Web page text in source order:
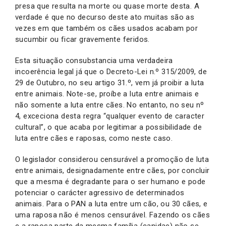
presa que resulta na morte ou quase morte desta. A
verdade é que no decurso deste ato muitas são as
vezes em que também os cães usados acabam por
sucumbir ou ficar gravemente feridos.
Esta situação consubstancia uma verdadeira
incoerência legal já que o Decreto-Lei n.º 315/2009, de
29 de Outubro, no seu artigo 31.º, vem já proibir a luta
entre animais. Note-se, proíbe a luta entre animais e
não somente a luta entre cães. No entanto, no seu nº
4, exceciona desta regra “qualquer evento de caracter
cultural”, o que acaba por legitimar a possibilidade de
luta entre cães e raposas, como neste caso.
O legislador considerou censurável a promoção de luta
entre animais, designadamente entre cães, por concluir
que a mesma é degradante para o ser humano e pode
potenciar o carácter agressivo de determinados
animais. Para o PAN a luta entre um cão, ou 30 cães, e
uma raposa não é menos censurável. Fazendo os cães